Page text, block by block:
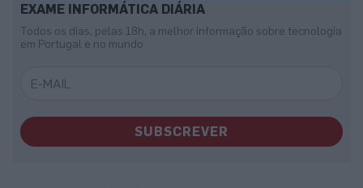
EXAME INFORMÁTICA DIÁRIA
Todos os dias, pelas 18h, a melhor informação sobre tecnologia
em Portugal e no mundo
SUBSCREVER